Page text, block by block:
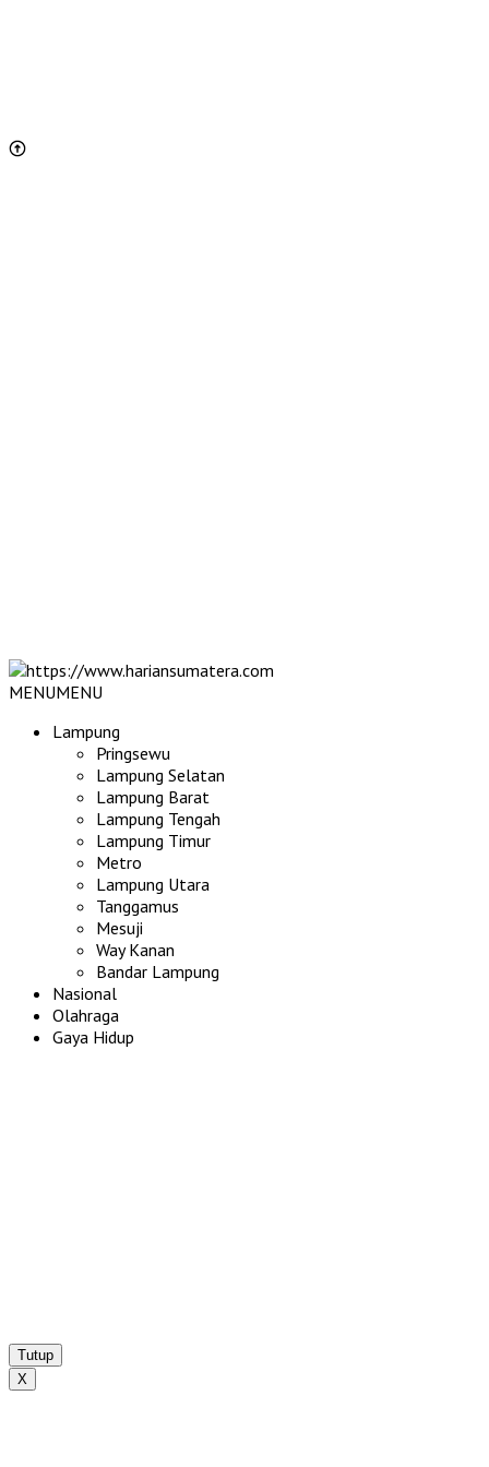
MENUMENU
Lampung
Pringsewu
Lampung Selatan
Lampung Barat
Lampung Tengah
Lampung Timur
Metro
Lampung Utara
Tanggamus
Mesuji
Way Kanan
Bandar Lampung
Nasional
Olahraga
Gaya Hidup
Tutup
X